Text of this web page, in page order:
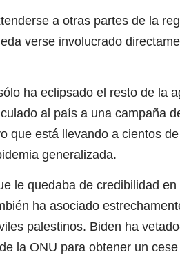
a otras partes de la
verse involucrado
ha eclipsado el resto de la
al país a una campaña
que está llevando a cientos
generalizada.
le quedaba de credibilidad en
ha asociado
palestinos. Biden ha
la ONU para obtener un